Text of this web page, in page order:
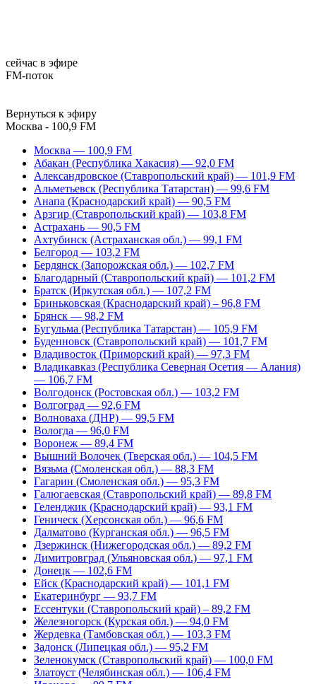
сейчас в эфире
FM-поток
Вернуться к эфиру
Москва - 100,9 FM
Москва — 100,9 FM
Абакан (Республика Хакасия) — 92,0 FM
Александровское (Ставропольский край) — 101,9 FM
Альметьевск (Республика Татарстан) — 99,6 FM
Анапа (Краснодарский край) — 90,5 FM
Арзгир (Ставропольский край) — 103,8 FM
Астрахань — 90,5 FM
Ахтубинск (Астраханская обл.) — 99,1 FM
Белгород — 103,2 FM
Бердянск (Запорожская обл.) — 102,7 FM
Благодарный (Ставропольский край) — 101,2 FM
Братск (Иркутская обл.) — 107,2 FM
Бриньковская (Краснодарский край) – 96,8 FM
Брянск — 98,2 FM
Бугульма (Республика Татарстан) — 105,9 FM
Буденновск (Ставропольский край) — 101,7 FM
Владивосток (Приморский край) — 97,3 FM
Владикавказ (Республика Северная Осетия — Алания)
— 106,7 FM
Волгодонск (Ростовская обл.) — 103,2 FM
Волгоград — 92,6 FM
Волноваха (ДНР) — 99,5 FM
Вологда — 96,0 FM
Воронеж — 89,4 FM
Вышний Волочек (Тверская обл.) — 104,5 FM
Вязьма (Смоленская обл.) — 88,3 FM
Гагарин (Смоленская обл.) — 95,3 FM
Галюгаевская (Ставропольский край) — 89,8 FM
Геленджик (Краснодарский край) — 93,1 FM
Геническ (Херсонская обл.) — 96,6 FM
Далматово (Курганская обл.) — 96,5 FM
Дзержинск (Нижегородская обл.) — 89,2 FM
Димитровград (Ульяновская обл.) — 97,1 FM
Донецк — 102,6 FM
Ейск (Краснодарский край) — 101,1 FM
Екатеринбург — 93,7 FM
Ессентуки (Ставропольский край) – 89,2 FM
Железногорск (Курская обл.) — 94,0 FM
Жердевка (Тамбовская обл.) — 103,3 FM
Задонск (Липецкая обл.) — 95,2 FM
Зеленокумск (Ставропольский край) — 100,0 FM
Златоуст (Челябинская обл.) — 106,4 FM